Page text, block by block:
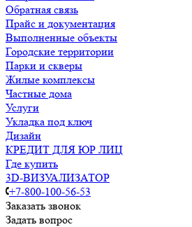
Обратная связь
Прайс и документация
Выполненные объекты
Городские территории
Парки и скверы
Жилые комплексы
Частные дома
Услуги
Укладка под ключ
Дизайн
КРЕДИТ ДЛЯ ЮР ЛИЦ
Где купить
3D-ВИЗУАЛИЗАТОР
+7-800-100-56-53
Заказать звонок
Задать вопрос